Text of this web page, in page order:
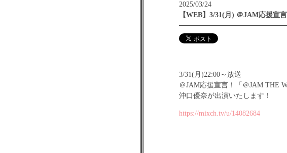
2025/03/24
【WEB】3/31(月) ＠JAM応援宣
3/31(月)22:00～放送
＠JAM応援宣言！「＠JAM THE
沖口優奈が出演いたします！
https://mixch.tv/u/14082684